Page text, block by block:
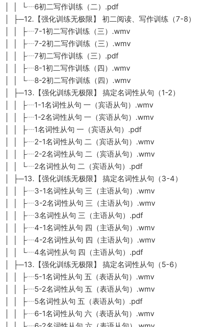
│ │ └┈6初二写作训练（二）.pdf
│ ├─12.【强化训练无极限】 初二阅读、写作训练（7-8）
│ │ ├┈7-1初二写作训练（三）.wmv
│ │ ├┈7-2初二写作训练（三）.wmv
│ │ ├┈7初二写作训练（三）.pdf
│ │ ├┈8-1初二写作训练（四）.wmv
│ │ └┈8-2初二写作训练（四）.wmv
│ ├─13.【强化训练无极限】 搞定名词性从句（1-2）
│ │ ├┈1-1名词性从句 一（宾语从句）.wmv
│ │ ├┈1-2名词性从句 一（宾语从句）.wmv
│ │ ├┈1名词性从句 一（宾语从句）.pdf
│ │ ├┈2-1名词性从句 二（宾语从句）.wmv
│ │ ├┈2-2名词性从句 二（宾语从句）.wmv
│ │ └┈2名词性从句 二（宾语从句）.pdf
│ ├─13.【强化训练无极限】 搞定名词性从句（3-4）
│ │ ├┈3-1名词性从句 三（主语从句）.wmv
│ │ ├┈3-2名词性从句 三（主语从句）.wmv
│ │ ├┈3名词性从句 三（主语从句）.pdf
│ │ ├┈4-1名词性从句 四（主语从句）.wmv
│ │ ├┈4-2名词性从句 四（主语从句）.wmv
│ │ └┈4名词性从句 四（主语从句）.pdf
│ ├─13.【强化训练无极限】 搞定名词性从句（5-6）
│ │ ├┈5-1名词性从句 五（表语从句）.wmv
│ │ ├┈5-2名词性从句 五（表语从句）.wmv
│ │ ├┈5名词性从句 五（表语从句）.pdf
│ │ ├┈6-1名词性从句 六（表语从句）.wmv